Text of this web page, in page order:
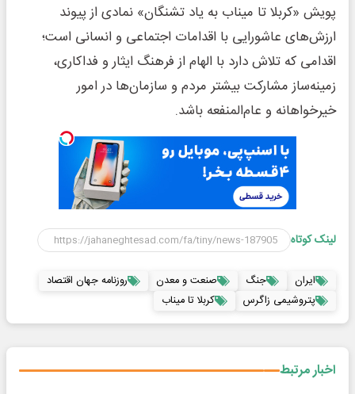
پویش «کربلا تا میناب به یاد تشنگان» نمادی از پیوند
ارزش‌های عاشورایی با اقدامات اجتماعی و انسانی است؛
اقدامی که تلاش دارد با الهام از فرهنگ ایثار و فداکاری،
زمینه‌ساز مشارکت بیشتر مردم و سازمان‌ها در امور
خیرخواهانه و عام‌المنفعه باشد.
لینک کوتاه
ایران جنگ صنعت و معدن
روزنامه جهان اقتصاد
پتروشیمی زاگرس
کربلا تا میناب
اخبار مرتبط